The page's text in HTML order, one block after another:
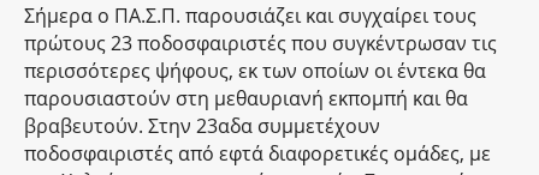
Σήμερα ο ΠΑ.Σ.Π. παρουσιάζει και συγχαίρει τους
πρώτους 23 ποδοσφαιριστές που συγκέντρωσαν τις
περισσότερες ψήφους, εκ των οποίων οι έντεκα θα
παρουσιαστούν στη μεθαυριανή εκπομπή και θα
βραβευτούν. Στην 23αδα συμμετέχουν
ποδοσφαιριστές από εφτά διαφορετικές ομάδες, με